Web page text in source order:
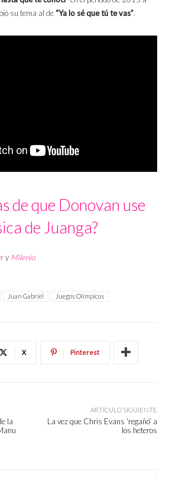
su tema al de “Ya lo sé que tú te vas”.
de que Donovan use
de Juanga?
y Milenio
Juan Gabriel Juegos Olímpicos
X Pinterest
la
ARTÍCULO SIGUIENTE
La vez que Chris Evans ‘regañó’ a
los heteros